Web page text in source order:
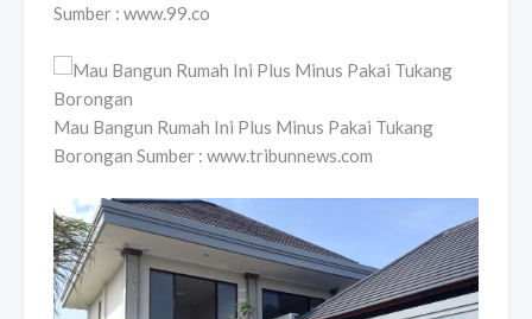
Sumber : www.99.co
Mau Bangun Rumah Ini Plus Minus Pakai Tukang
Borongan Sumber : www.tribunnews.com